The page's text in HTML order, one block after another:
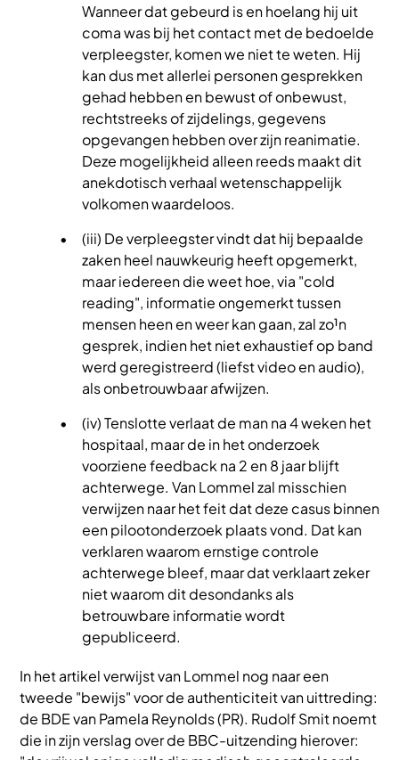
Wanneer dat gebeurd is en hoelang hij uit
coma was bij het contact met de bedoelde
verpleegster, komen we niet te weten. Hij
kan dus met allerlei personen gesprekken
gehad hebben en bewust of onbewust,
rechtstreeks of zijdelings, gegevens
opgevangen hebben over zijn reanimatie.
Deze mogelijkheid alleen reeds maakt dit
anekdotisch verhaal wetenschappelijk
volkomen waardeloos.
(iii) De verpleegster vindt dat hij bepaalde
zaken heel nauwkeurig heeft opgemerkt,
maar iedereen die weet hoe, via "cold
reading", informatie ongemerkt tussen
mensen heen en weer kan gaan, zal zo¹n
gesprek, indien het niet exhaustief op band
werd geregistreerd (liefst video en audio),
als onbetrouwbaar afwijzen.
(iv) Tenslotte verlaat de man na 4 weken het
hospitaal, maar de in het onderzoek
voorziene feedback na 2 en 8 jaar blijft
achterwege. Van Lommel zal misschien
verwijzen naar het feit dat deze casus binnen
een pilootonderzoek plaats vond. Dat kan
verklaren waarom ernstige controle
achterwege bleef, maar dat verklaart zeker
niet waarom dit desondanks als
betrouwbare informatie wordt
gepubliceerd.
In het artikel verwijst van Lommel nog naar een
tweede "bewijs" voor de authenticiteit van uittreding:
de BDE van Pamela Reynolds (PR). Rudolf Smit noemt
die in zijn verslag over de BBC-uitzending hierover: